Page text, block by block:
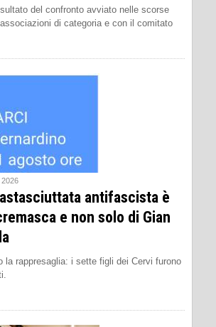
del confronto avviato nelle scorse
di categoria e con il comitato
2026
antifascista è
e non solo di Gian
la rappresaglia: i sette figli dei Cervi furono